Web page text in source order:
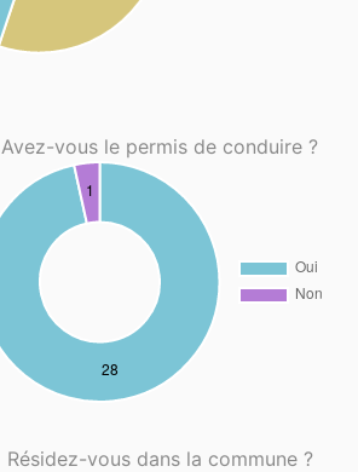
Avez-vous le permis de conduire ?
Résidez-vous dans la commune ?